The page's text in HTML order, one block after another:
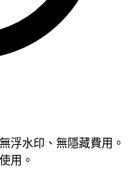
浮水印、無隱藏費用。
用。